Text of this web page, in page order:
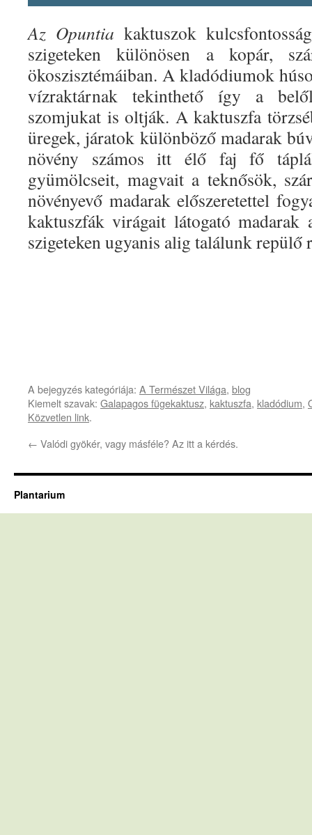
Az Opuntia kaktuszok
szigeteken különösen a kopár,
ökoszisztémáiban. A kladódiumok
vízraktárnak tekinthető így a
szomjukat is oltják. A kaktuszfa
üregek, járatok különböző madarak
növény számos itt élő faj fő
gyümölcseit, magvait a teknősök,
növényevő madarak előszeretettel
kaktuszfák virágait látogató
szigeteken ugyanis alig találunk repülő
A bejegyzés kategóriája: A Természet Világa, blog
Kiemelt szavak: Galapagos fügekaktusz, kaktuszfa, kladódium,
Közvetlen link.
← Valódi gyökér, vagy másféle? Az itt a kérdés.
Plantarium